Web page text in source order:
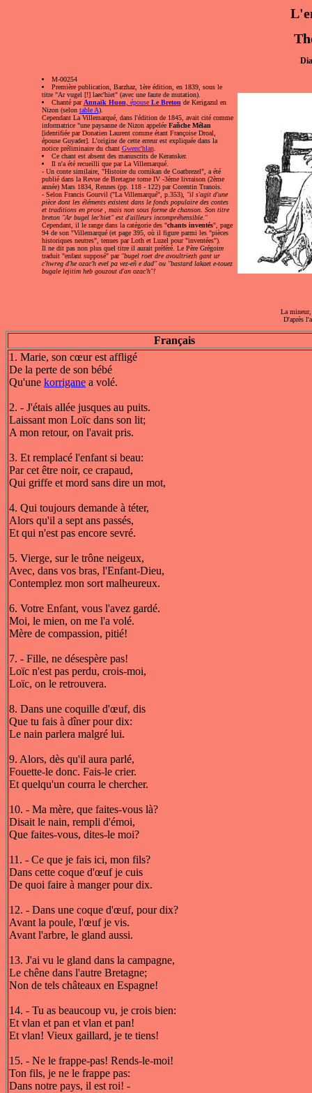
M-00254
Première publication, Barzhaz, 1ère édition, en 1839, sous le
titre "Ar vugel [!] laec'hiet" (avec une faute de mutation).
Chanté parAnnaïk Huon, épouse Le Bretonde Kerigazul en
Nizon (selon table A).
Cependant La Villemarqué, dans l'édition de 1845, avait cité comme
informatrice "une paysanne de Nizon appelée Fañche Mélan
[identifiée par Donatien Laurent comme étant Françoise Droal,
épouse Guyader]. L'origine de cette erreur est expliquée dans la
notice préliminaire du chant Gwenc'hlan.
Ce chant est absent des manuscrits de Keransker.
Il n'a été recueilli que par La Villemarqué.
- Un conte similaire, "Histoire du cornikan de Coatbrezel", a été
publié dans la Revue de Bretagne tome IV -3ème livraison (2ème
année) Mars 1834, Rennes (pp. 118 - 122) par Corentin Tranois.
- Selon Francis Gourvil ("La Villemarqué", p.353), "il s'agit d'une
pièce dont les éléments existent dans le fonds populaire des contes
et traditions en prose , mais non sous forme de chanson. Son titre
breton "Ar bugel lec'hiet" est d'ailleurs incompréhensible."
Cependant, il le range dans la catégorie des "chants inventés", page
94 de son "Villemarqué (et page 395, où il figure parmi les "pièces
historiques neutres", tenues par Loth et Luzel pour "inventées").
Il ne dit pas non plus quel titre il aurait préféré. Le Père Grégoire
traduit "enfant supposé" par "bugel roet dre avoultriezh gant ur
c'hwreg d'he ozac'h evel pa vez-eñ e dad" ou "bastard lakaet e-touez
bugale lejitim heb gouzout d'an ozac'h"!
La
D'après
Français
1. Marie, son cœur est affligé
De la perte de son bébé
Qu'une korrigane a volé.
2. - J'étais allée jusques au puits.
Laissant mon Loïc dans son lit;
A mon retour, on l'avait pris.
3. Et remplacé l'enfant si beau:
Par cet être noir, ce crapaud,
Qui griffe et mord sans dire un mot,
4. Qui toujours demande à téter,
Alors qu'il a sept ans passés,
Et qui n'est pas encore sevré.
5. Vierge, sur le trône neigeux,
Avec, dans vos bras, l'Enfant-Dieu,
Contemplez mon sort malheureux.
6. Votre Enfant, vous l'avez gardé.
Moi, le mien, on me l'a volé.
Mère de compassion, pitié!
7. - Fille, ne désespère pas!
Loïc n'est pas perdu, crois-moi,
Loïc, on le retrouvera.
8. Dans une coquille d'œuf, dis
Que tu fais à dîner pour dix:
Le nain parlera malgré lui.
9. Alors, dès qu'il aura parlé,
Fouette-le donc. Fais-le crier.
Et quelqu'un courra le chercher.
10. - Ma mère, que faites-vous là?
Disait le nain, rempli d'émoi,
Que faites-vous, dites-le moi?
11. - Ce que je fais ici, mon fils?
Dans cette coque d'œuf je cuis
De quoi faire à manger pour dix.
12. - Dans une coque d'œuf, pour dix?
Avant la poule, l'œuf je vis.
Avant l'arbre, le gland aussi.
13. J'ai vu le gland dans la campagne,
Le chêne dans l'autre Bretagne;
Non de tels châteaux en Espagne!
14. - Tu as beaucoup vu, je crois bien:
Et vlan et pan et vlan et pan!
Et vlan! Vieux gaillard, je te tiens!
15. - Ne le frappe-pas! Rends-le-moi!
Ton fils, je ne le frappe pas:
Dans notre pays, il est roi! -